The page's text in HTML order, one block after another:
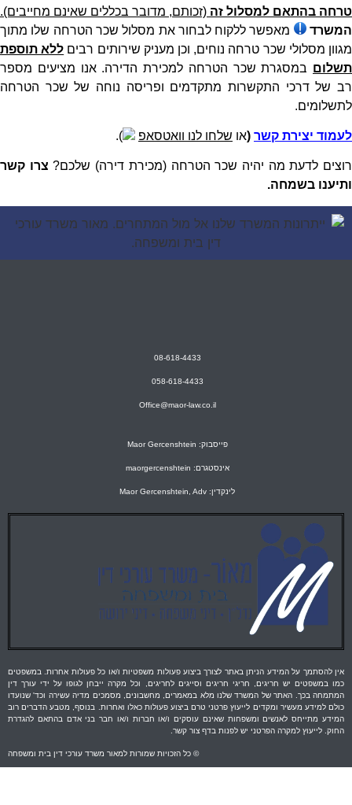
טרחה בהתאם למסלול זה (זכותם, מדובר בכללים שאינם מחייבים).
המשרד
מאפשר ללקוח לבחור את מסלול שכר הטרחה שלו מתוך
מגוון מסלולי שכר טרחה נוחים, וכן מעניק שירותים רבים ללא תוספת
תשלום במסגרת שכר הטרחה למכירת הדירה. אנו מציעים מספר
רב של דרכי התקשרות מתקדמים ופריסה נוחה של שכר הטרחה
לתשלומים.
לעמוד יצירת קשר (או שלחו לנו וואטסאפ ).
רוצים לדעת מה יהיה שכר הטרחה (מכירת דירה) שלכם? צרו קשר
ותיענו בשמחה.
08-618-4433
058-618-4433
Office@maor-law.co.il
פייסבוק: Maor Gercenshtein
אינסטגרם: maorgercenshtein
לינקדין: Maor Gercenshtein, Adv
אין להסתמך על המידע הניתן באתר לצורך ביצוע פעולות משפטיות ו/או כל פעולות אחרות. במשפטים
כמו במשפטים יש חריגים, חריגי חריגים וסייגים לחריגים, וכל מקרה ייבחן לגופו על ידי עורך דין
המתמחה בכך. האתר של המשרד שלנו מלא במאמרים, מחשבונים, מסמכים מדיה עשירה וכד' שנועדו
כולם למידע מעשיר ומקדים לייעוץ פרטני טרם ביצוע פעולות כאלו ואחרות. בנוסף, מטבע הדברים רוב
המידע מתייחס לאנשים ומשפחות שאינם עוסקים ו/או חברות ו/או חבר בני אדם בהתאם להגדרת
החוק. לייעוץ למקרה הפרטני יש לפנות בדף צור קשר.
© כל הזכויות שמורות למאור משרד עורכי דין בית ומשפחה